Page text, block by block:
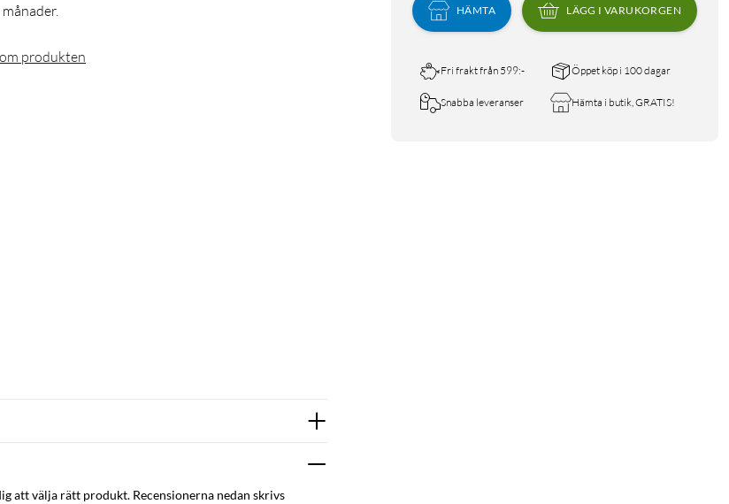
HÄMTA LÄGG I VARUKORGEN
Fri frakt från 599:- Öppet köp i 100 dagar
Snabba leveranser Hämta i butik, GRATIS!
produkten
att välja rätt produkt. Recensionerna nedan skrivs